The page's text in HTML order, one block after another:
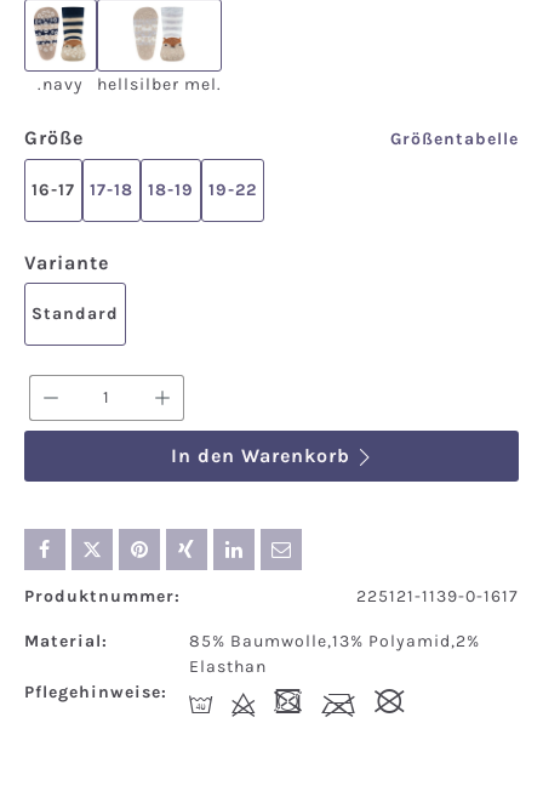
.navy
.navy
hellsilber mel.
hellsilber mel.
Größe Größentabelle
16-17 17-18 18-19 19-22
Variante
Standard
Produkt Anzahl: Gib den
In den Warenkorb
Produktnummer: 225121-1139-0-1617
Material:
85% Baumwolle,13% Polyamid,2%
Elasthan
Pflegehinweise:
I d - l #